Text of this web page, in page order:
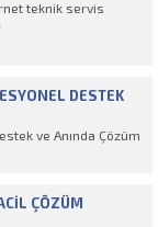
teknik servis
DESTEK
ve Anında Çözüm
ÇÖZÜM